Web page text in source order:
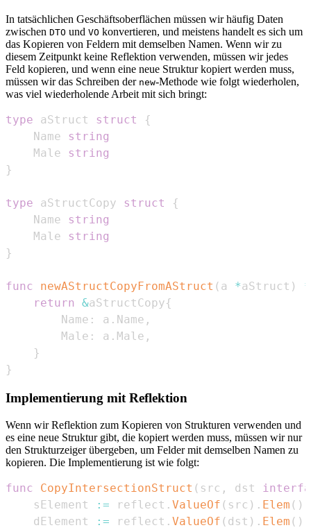
In tatsächlichen Geschäftsoberflächen müssen wir häufig Daten
zwischen DTO und VO konvertieren, und meistens handelt es sich um
das Kopieren von Feldern mit demselben Namen. Wenn wir zu
diesem Zeitpunkt keine Reflektion verwenden, müssen wir jedes
Feld kopieren, und wenn eine neue Struktur kopiert werden muss,
müssen wir das Schreiben der new-Methode wie folgt wiederholen,
was viel wiederholende Arbeit mit sich bringt:
type aStruct struct
{
    Name
string
    Male
string
}
type aStructCopy struct
{
    Name
string
    Male
string
}
func newAStructCopyFromAStruct ( a *aStruct )
*
return
&aStructCopy{
        Name
: a . Name ,
        Male
: a . Male ,
}
}
Implementierung mit Reflektion
Wenn wir Reflektion zum Kopieren von Strukturen verwenden und
es eine neue Struktur gibt, die kopiert werden muss, müssen wir nur
den Strukturzeiger übergeben, um Felder mit demselben Namen zu
kopieren. Die Implementierung ist wie folgt:
func CopyIntersectionStruct ( src , dst
    sElement
:= reflect . ValueOf ( src ) . Elem ( )
    dElement
:= reflect . ValueOf ( dst ) . Elem ( )